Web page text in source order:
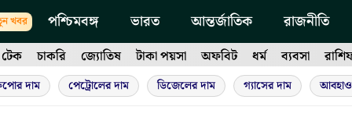
খবর পশ্চিমবঙ্গ ভারত আন্তর্জাতিক রাজনীতি
টেক চাকরি জ্যোতিষ টাকা পয়সা অফবিট ধর্ম ব্যবসা
দাম পেট্রোলের দাম ডিজেলের দাম গ্যাসের দাম